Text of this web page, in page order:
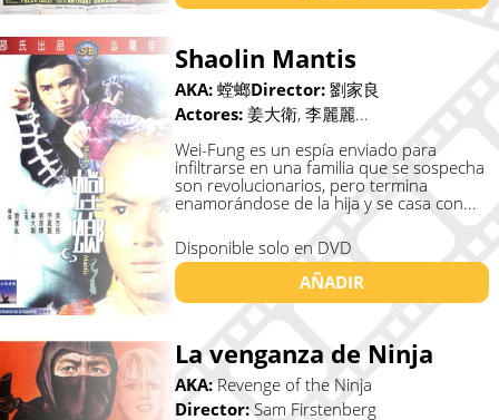
Shaolin Mantis
AKA: 螳螂Director: 劉家良
Actores: 姜大衛, 李麗麗...
Wei-Fung es un espía enviado para
infiltrarse en una familia que se sospecha
son revolucionarios, pero termina
enamorándose de la hija y se casa con...
Disponible solo en DVD
AÑADIR
La venganza de Ninja
AKA: Revenge of the Ninja
Director: Sam Firstenberg